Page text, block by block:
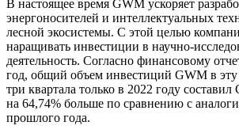
В настоящее время GWM ускоряет
энергоносителей и интеллектуальных
лесной экосистемы. С этой целью
наращивать инвестиции в научно-
деятельность. Согласно финансовому
год, общий объем инвестиций GWM в эту
три квартала только в 2022 году
на 64,74% больше по сравнению с
прошлого года.